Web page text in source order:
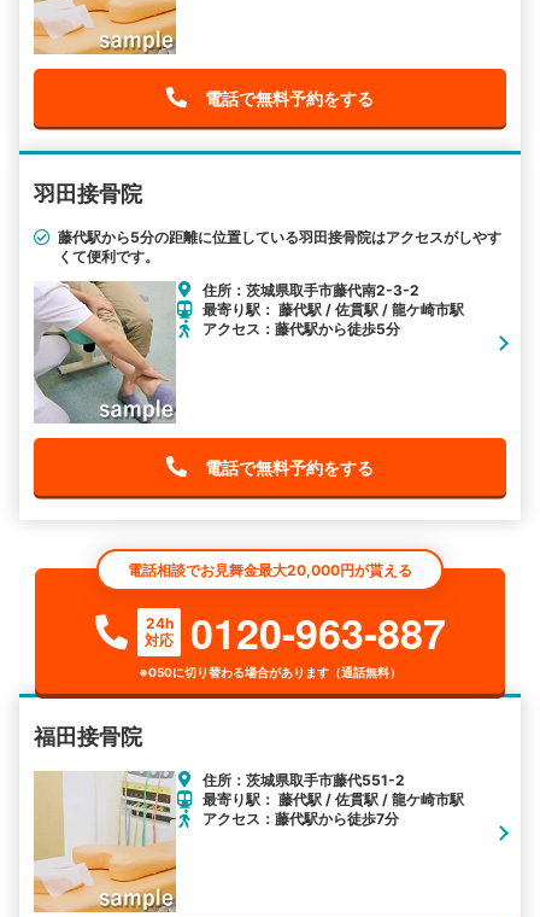
電話で無料予約をする
羽田接骨院
藤代駅から5分の距離に位置している羽田接骨院はアクセスがしやす
くて便利です。
住所：茨城県取手市藤代南2-3-2
最寄り駅： 藤代駅 / 佐貫駅 / 龍ケ崎市駅
アクセス：藤代駅から徒歩5分
電話で無料予約をする
電話相談でお見舞金最大20,000円が貰える
24h
対応
0120-963-887
※050に切り替わる場合があります（通話無料）
福田接骨院
住所：茨城県取手市藤代551-2
最寄り駅： 藤代駅 / 佐貫駅 / 龍ケ崎市駅
アクセス：藤代駅から徒歩7分